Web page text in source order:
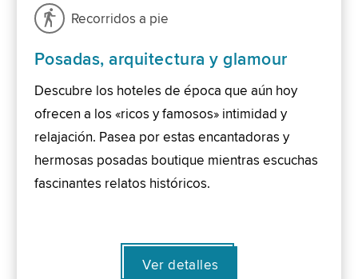
Recorridos a pie
Posadas, arquitectura y glamour
Descubre los hoteles de época que aún hoy
ofrecen a los «ricos y famosos» intimidad y
relajación. Pasea por estas encantadoras y
hermosas posadas boutique mientras escuchas
fascinantes relatos históricos.
Ver detalles